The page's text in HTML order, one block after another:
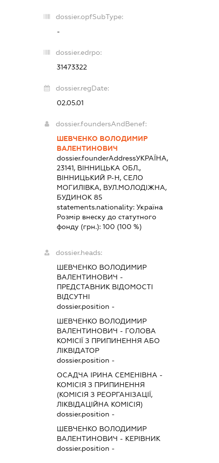
dossier.opfSubType:
-
dossier.edrpo:
31473322
dossier.regDate:
02.05.01
dossier.foundersAndBenef:
ШЕВЧЕНКО ВОЛОДИМИР
ВАЛЕНТИНОВИЧ
dossier.founderAddressУКРАЇНА,
23141, ВІННИЦЬКА ОБЛ.,
ВІННИЦЬКИЙ Р-Н, СЕЛО
МОГИЛІВКА, ВУЛ.МОЛОДІЖНА,
БУДИНОК 85
statements.nationality:Україна
Розмір внеску до статутного
фонду (грн.):100 (100 %)
dossier.heads:
ШЕВЧЕНКО ВОЛОДИМИР
ВАЛЕНТИНОВИЧ -
ПРЕДСТАВНИК ВІДОМОСТІ
ВІДСУТНІ
dossier.position -
ШЕВЧЕНКО ВОЛОДИМИР
ВАЛЕНТИНОВИЧ - ГОЛОВА
КОМІСІЇ З ПРИПИНЕННЯ АБО
ЛІКВІДАТОР
dossier.position -
ОСАДЧА ІРИНА СЕМЕНІВНА -
КОМІСІЯ З ПРИПИНЕННЯ
(КОМІСІЯ З РЕОРГАНІЗАЦІЇ,
ЛІКВІДАЦІЙНА КОМІСІЯ)
dossier.position -
ШЕВЧЕНКО ВОЛОДИМИР
ВАЛЕНТИНОВИЧ - КЕРІВНИК
dossier.position -